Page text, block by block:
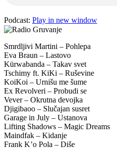
Podcast: Play in new window
Smrdljivi Martini – Pohlepa
Eva Braun – Lastovo
Kürwabanda – Takav svet
Tschimy ft. KiKi – Ruševine
KoiKoi – Urnišu me šume
Ex Revolveri – Probudi se
Vever – Okrutna devojka
Djigibaoo – Slučajan susret
Garage in July – Ustanova
Lifting Shadows – Magic Dreams
Maindfak – Kidanje
Frank K’o Pola – Diše